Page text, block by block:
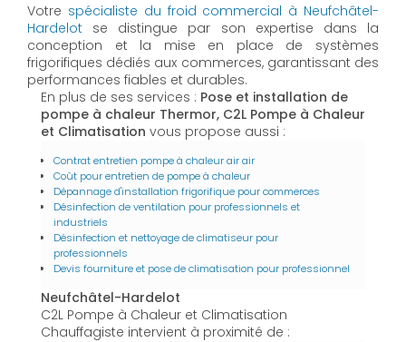
Votre spécialiste du froid commercial à Neufchâtel-
Hardelot se distingue par son expertise dans la
conception et la mise en place de systèmes
frigorifiques dédiés aux commerces, garantissant des
performances fiables et durables.
En plus de ses services : Pose et installation de
pompe à chaleur Thermor, C2L Pompe à Chaleur
et Climatisation vous propose aussi :
Contrat entretien pompe à chaleur air air
Coût pour entretien de pompe à chaleur
Dépannage d'installation frigorifique pour commerces
Désinfection de ventilation pour professionnels et
industriels
Désinfection et nettoyage de climatiseur pour
professionnels
Devis fourniture et pose de climatisation pour professionnel
Neufchâtel-Hardelot
C2L Pompe à Chaleur et Climatisation
Chauffagiste intervient à proximité de :